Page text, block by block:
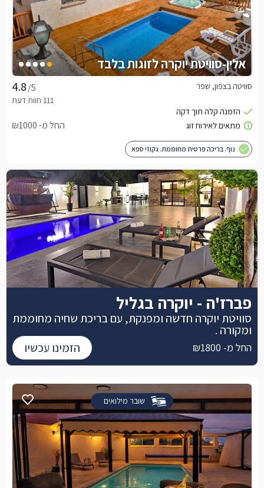
אלין-סוויטת יוקרה לזוגות בלבד
/5 סוויטה בצפון, שפר
החל מ- ₪1000
נוף. בריכה פרטית מחוממת. גקוזי ספא
שובר מילואים
פברז'ה - יוקרה בגליל
סוויטת יוקרה חדשה ומפנקת, עם בריכת שחיה מחוממת
ומקורה .
החל מ- ₪1800 הזמינו עכשיו